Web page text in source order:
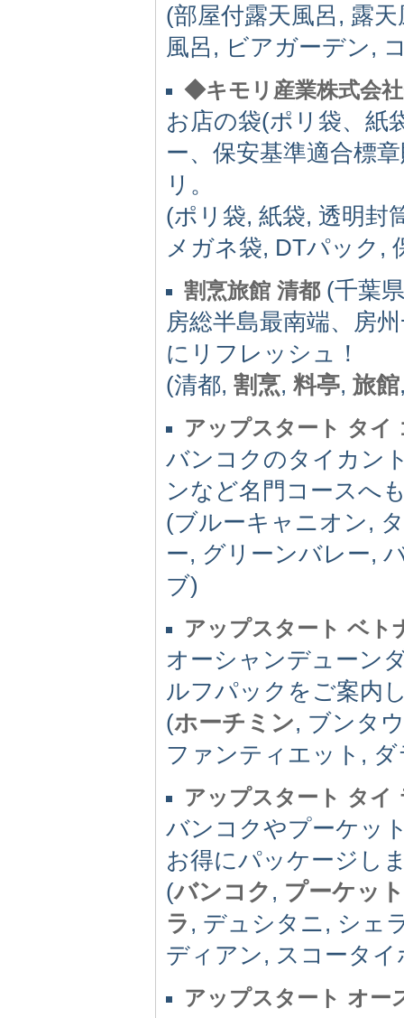
(部屋付露天風呂, 露
風呂, ビアガーデン,
◆キモリ産業株式会
お店の袋(ポリ袋、紙
ー、保安基準適合標
リ。
(ポリ袋, 紙袋, 透明封
メガネ袋, DTパック,
割烹旅館 清都 (千葉
房総半島最南端、房
にリフレッシュ！
(清都, 割烹, 料亭, 旅館
アップスタート タイ
バンコクのタイカン
ンなど名門コースへ
(ブルーキャニオン,
ー, グリーンバレー,
ブ)
アップスタート ベト
オーシャンデューン
ルフパックをご案内
(ホーチミン, ブンタ
ファンティエット,
アップスタート タイ
バンコクやプーケッ
お得にパッケージし
(バンコク , プーケット
ラ , デュシタニ, シェ
ディアン, スコータ
アップスタート オー